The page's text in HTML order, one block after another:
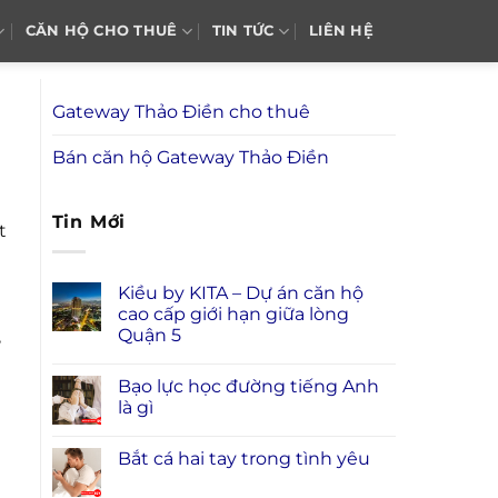
CĂN HỘ CHO THUÊ TIN TỨC LIÊN HỆ
Gateway Thảo Điền cho thuê
Bán căn hộ Gateway Thảo Điền
Tin Mới
Kiều by KITA – Dự án căn hộ
cao cấp giới hạn giữa lòng
Quận 5
Bạo lực học đường tiếng Anh
là gì
Bắt cá hai tay trong tình yêu